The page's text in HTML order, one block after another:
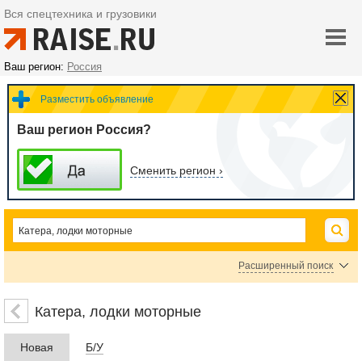
Вся спецтехника и грузовики
Ваш регион: Россия
Разместить объявление
Ваш регион Россия?
Сменить регион ›
Расширенный поиск
Цена
руб.
Катера, лодки моторные
Новая Б/У